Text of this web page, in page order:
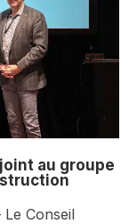
au groupe
Le Conseil